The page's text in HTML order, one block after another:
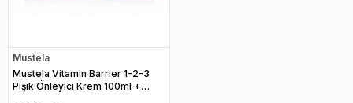
Mustela
Mustela Vitamin Barrier 1-2-3
Pişik Önleyici Krem 100ml +